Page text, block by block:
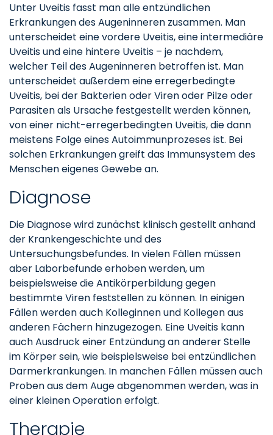
Unter Uveitis fasst man alle entzündlichen
Erkrankungen des Augeninneren zusammen. Man
unterscheidet eine vordere Uveitis, eine intermediäre
Uveitis und eine hintere Uveitis – je nachdem,
welcher Teil des Augeninneren betroffen ist. Man
unterscheidet außerdem eine erregerbedingte
Uveitis, bei der Bakterien oder Viren oder Pilze oder
Parasiten als Ursache festgestellt werden können,
von einer nicht-erregerbedingten Uveitis, die dann
meistens Folge eines Autoimmunprozeses ist. Bei
solchen Erkrankungen greift das Immunsystem des
Menschen eigenes Gewebe an.
Diagnose
Die Diagnose wird zunächst klinisch gestellt anhand
der Krankengeschichte und des
Untersuchungsbefundes. In vielen Fällen müssen
aber Laborbefunde erhoben werden, um
beispielsweise die Antikörperbildung gegen
bestimmte Viren feststellen zu können. In einigen
Fällen werden auch Kolleginnen und Kollegen aus
anderen Fächern hinzugezogen. Eine Uveitis kann
auch Ausdruck einer Entzündung an anderer Stelle
im Körper sein, wie beispielsweise bei entzündlichen
Darmerkrankungen. In manchen Fällen müssen auch
Proben aus dem Auge abgenommen werden, was in
einer kleinen Operation erfolgt.
Therapie